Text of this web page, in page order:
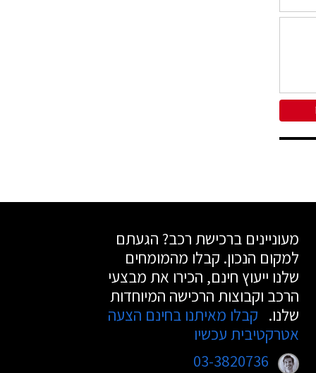
מעוניינים ברכישת רכב? הגעתם
למקום הנכון. קבלו מהמומחים
שלנו ייעוץ חינם, הכירו את מבצעי
הרכב וקבוצות הרכישה המיוחדות
שלנו. קבלו מאיתנו בחינם הצעה
אטרקטיבית עכשיו
03-3820736